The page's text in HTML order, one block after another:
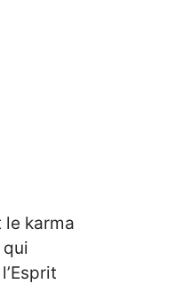
le karma